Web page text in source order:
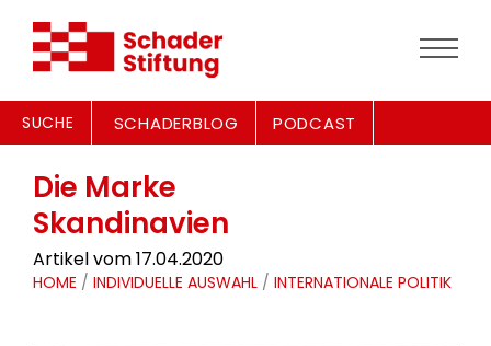
SUCHE SCHADERBLOG PODCAST
Die Marke
Skandinavien
Artikel vom 17.04.2020
HOME / INDIVIDUELLE AUSWAHL / INTERNATIONALE POLITIK